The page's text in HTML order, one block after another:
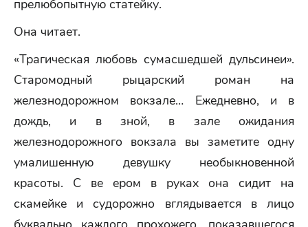
прелюбопытную статейку.
Она читает.
«Трагическая любовь сумасшедшей дульсинеи».
Старомодный рыцарский роман на
железнодорожном вокзале… Ежедневно, и в
дождь, и в зной, в зале ожидания
железнодорожного вокзала вы заметите одну
умалишенную девушку необыкновенной
красоты. С ве ером в руках она сидит на
скамейке и судорожно вглядывается в лицо